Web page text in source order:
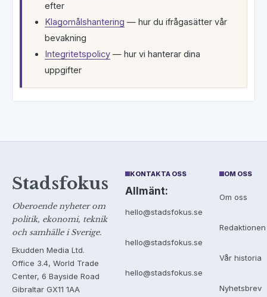
efter
Klagomålshantering — hur du ifrågasätter vår
bevakning
Integritetspolicy — hur vi hanterar dina
uppgifter
Stadsfokus
Oberoende nyheter om
politik, ekonomi, teknik
och samhälle i Sverige.
Ekudden Media Ltd.
Office 3.4, World Trade
Center, 6 Bayside Road
Gibraltar GX11 1AA
KONTAKTA OSS
Allmänt:
hello@stadsfokus.se
hello@stadsfokus.se
hello@stadsfokus.se
OM OSS
Om oss
Redaktionen
Vår historia
Nyhetsbrev